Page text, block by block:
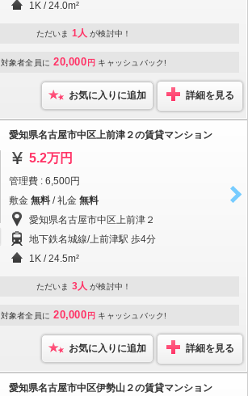
1K / 24.0m²
ただいま 1人 が検討中！
対象者全員に 20,000 円 キャッシュバック!
お気に入りに追加 詳細を見る
愛知県名古屋市中区上前津２の賃貸マンション
5.2万円
管理費 : 6,500円
敷金 無料 / 礼金 無料
愛知県名古屋市中区上前津２
地下鉄名城線/上前津駅 歩4分
1K / 24.5m²
ただいま 3人 が検討中！
対象者全員に 20,000 円 キャッシュバック!
お気に入りに追加 詳細を見る
愛知県名古屋市中区伊勢山２の賃貸マンション